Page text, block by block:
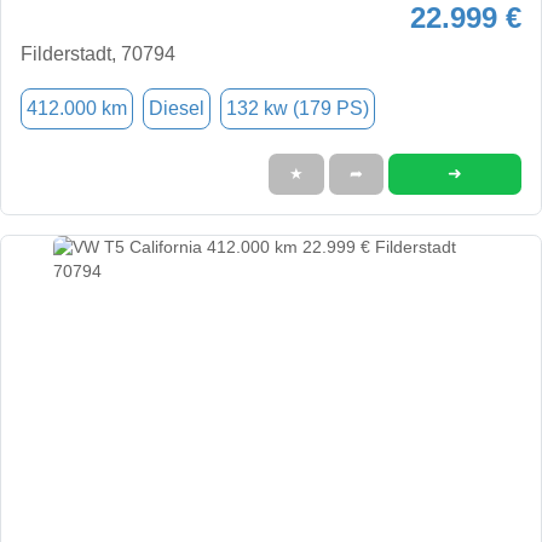
22.999 €
Filderstadt, 70794
412.000 km Diesel 132 kw (179 PS)
★ ➦ ➜